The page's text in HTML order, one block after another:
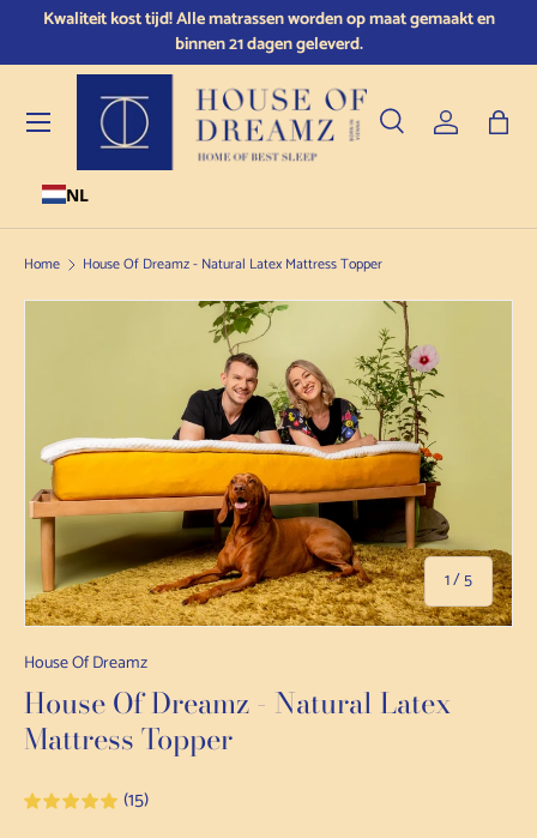
Doorgaan naar de inhoud
Kwaliteit kost tijd! Alle matrassen worden op maat gemaakt en
binnen 21 dagen geleverd.
NL
Zoeken
Producttype
ZoekenInloggen
Tas
Menu
Home House Of Dreamz - Natural Latex Mattress Topper
Doorgaan naar productinformatie
1/van
5
House Of Dreamz
House Of Dreamz - Natural Latex
Mattress Topper
(15)